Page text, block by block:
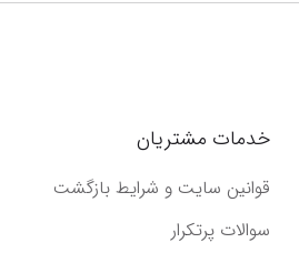
خدمات مشتریان
قوانین سایت و شرایط بازگشت
سوالات پرتکرار